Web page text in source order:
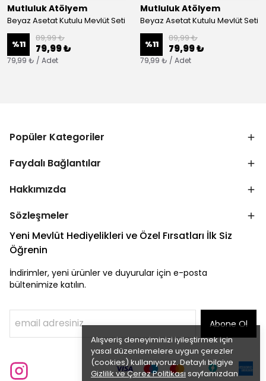
Alışveriş deneyiminizi iyileştirmek için
yasal düzenlemelere uygun çerezler
(cookies) kullanıyoruz. Detaylı bilgiye
Gizlilik ve Çerez Politikası sayfamızdan
Mutluluk Atölyem
Beyaz Asetat Kutulu Mevlüt Seti
%11
89,99 ₺
79,99 ₺
79,99 ₺ / Adet
Mutluluk Atölyem
Beyaz Asetat Kutulu Mevlüt Seti
%11
89,99 ₺
79,99 ₺
79,99 ₺ / Adet
Popüler Kategoriler
Faydalı Bağlantılar
Hakkımızda
Sözleşmeler
Yeni Mevlüt Hediyelikleri ve Özel Fırsatları İlk Siz
Öğrenin
İndirimler, yeni ürünler ve duyurular için e-posta
bültenimize katılın.
Abone Ol